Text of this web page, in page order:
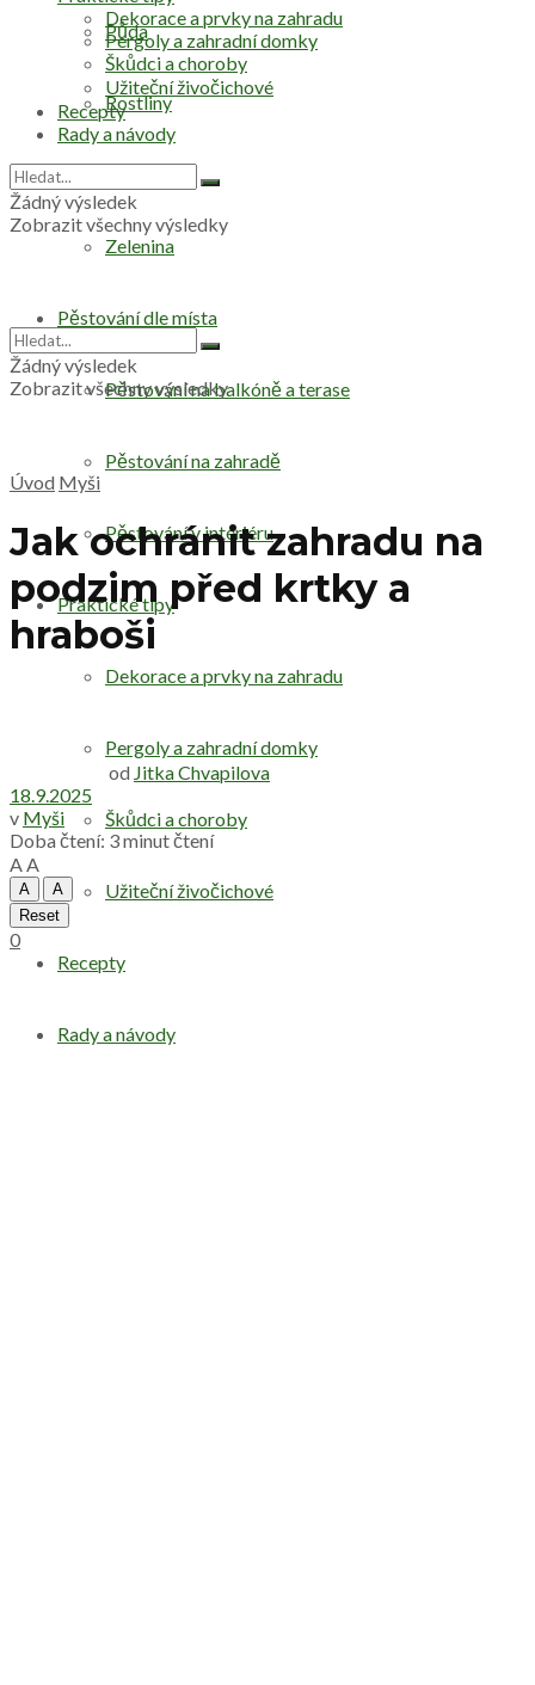
Půda
Rostliny
Zelenina
Pěstování dle místa
Pěstování na balkóně a terase
Pěstování na zahradě
Pěstování v interiéru
Praktické tipy
Dekorace a prvky na zahradu
Pergoly a zahradní domky
Škůdci a choroby
Užiteční živočichové
Recepty
Rady a návody
Dekorace a prvky na zahradu
Pergoly a zahradní domky
Škůdci a choroby
Užiteční živočichové
Recepty
Rady a návody
Žádný výsledek
Zobrazit všechny výsledky
Žádný výsledek
Zobrazit všechny výsledky
Úvod Myši
Jak ochránit zahradu na
podzim před krtky a
hraboši
od Jitka Chvapilova
18.9.2025
v Myši
Doba čtení: 3 minut čtení
AA
A
A
Reset
0